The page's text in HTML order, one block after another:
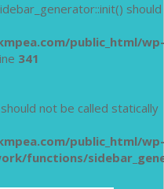
should
public_html/wp-
341
not be called statically
public_html/wp-
functions/